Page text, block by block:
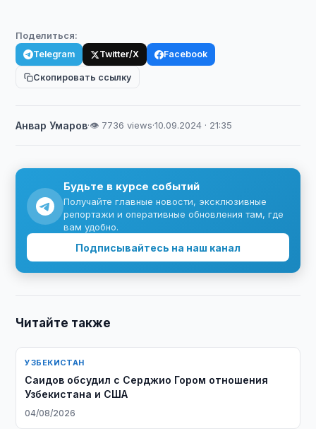
Поделиться:
Telegram Twitter/X Facebook
Скопировать ссылку
Анвар Умаров·👁 7736 views·10.09.2024 · 21:35
Будьте в курсе событий
Получайте главные новости, эксклюзивные
репортажи и оперативные обновления там, где
вам удобно.
Подписывайтесь на наш канал
Читайте также
УЗБЕКИСТАН
Саидов обсудил с Серджио Гором отношения
Узбекистана и США
04/08/2026